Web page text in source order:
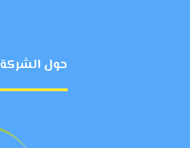
حول الشركة